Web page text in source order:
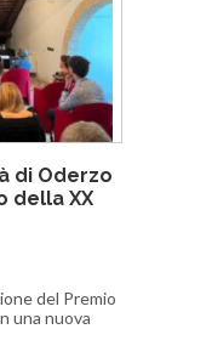
di Oderzo
della XX
del Premio
una nuova